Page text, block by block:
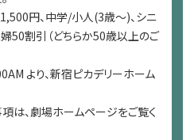
円、中学/小人(3歳～)、シニ
婦50割引（どちらか50歳以上のご
より、新宿ピカデリーホーム
は、劇場ホームページをご覧く